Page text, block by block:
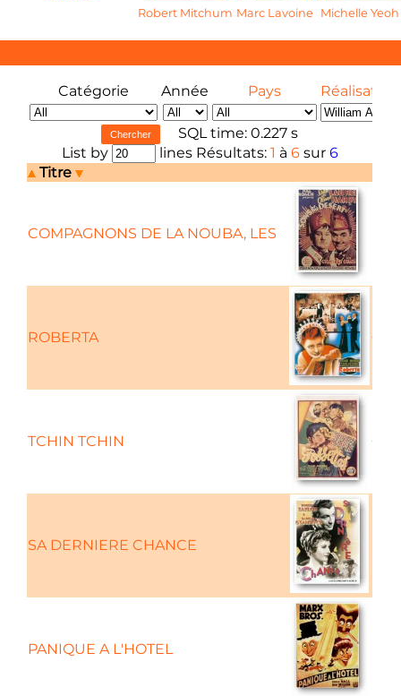
Robert Mitchum Marc Lavoine Michelle Yeoh
Catégorie Année Pays Réalisateur
SQL time: 0.227 s
List by
lines Résultats: 1 à 6sur 6
Titre
COMPAGNONS DE LA NOUBA, LES
ROBERTA
TCHIN TCHIN
SA DERNIERE CHANCE
PANIQUE A L'HOTEL